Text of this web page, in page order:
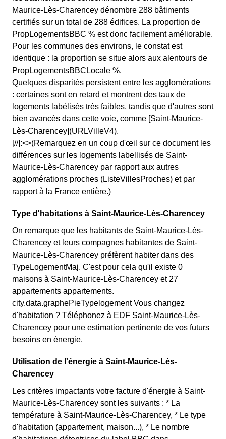
Maurice-Lès-Charencey dénombre 288 bâtiments
certifiés sur un total de 288 édifices. La proportion de
PropLogementsBBC % est donc facilement améliorable.
Pour les communes des environs, le constat est
identique : la proportion se situe alors aux alentours de
PropLogementsBBCLocale %.
Quelques disparités persistent entre les agglomérations
: certaines sont en retard et montrent des taux de
logements labélisés très faibles, tandis que d'autres sont
bien avancés dans cette voie, comme [Saint-Maurice-
Lès-Charencey](URLVilleV4).
[//]:<>(Remarquez en un coup d'œil sur ce document les
différences sur les logements labellisés de Saint-
Maurice-Lès-Charencey par rapport aux autres
agglomérations proches (ListeVillesProches) et par
rapport à la France entière.)
Type d'habitations à Saint-Maurice-Lès-Charencey
On remarque que les habitants de Saint-Maurice-Lès-
Charencey et leurs compagnes habitantes de Saint-
Maurice-Lès-Charencey préfèrent habiter dans des
TypeLogementMaj. C'est pour cela qu'il existe 0
maisons à Saint-Maurice-Lès-Charencey et 27
appartements appartements.
city.data.graphePieTypelogement Vous changez
d'habitation ? Téléphonez à EDF Saint-Maurice-Lès-
Charencey pour une estimation pertinente de vos futurs
besoins en énergie.
Utilisation de l'énergie à Saint-Maurice-Lès-
Charencey
Les critères impactants votre facture d'énergie à Saint-
Maurice-Lès-Charencey sont les suivants : * La
température à Saint-Maurice-Lès-Charencey, * Le type
d'habitation (appartement, maison...), * Le nombre